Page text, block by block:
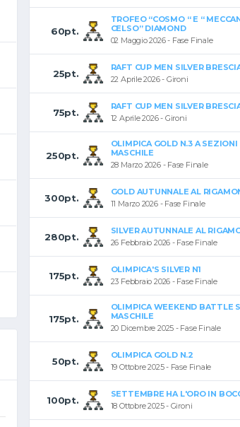
60pt.
TROFEO “COSMO “ E “
CELSO” DIAMOND
02 Maggio 2026 - Fase Finale
25pt.
RAFT CUP MEN SILVER
22 Aprile 2026 - Gironi
75pt.
RAFT CUP MEN SILVER
12 Aprile 2026 - Gironi
250pt.
OLIMPICA GOLD N.3 A SEZIONI
MASCHILE
28 Marzo 2026 - Fase Finale
300pt.
GOLD AUTUNNALE AL
11 Marzo 2026 - Fase Finale
280pt.
SILVER AUTUNNALE AL
26 Febbraio 2026 - Fase Finale
175pt.
OLIMPICA'S SILVER N1
23 Febbraio 2026 - Fase Finale
175pt.
OLIMPICA WEEKEND BATTLE
MASCHILE
20 Dicembre 2025 - Fase Finale
50pt.
OLIMPICA GOLD N.2
19 Ottobre 2025 - Fase Finale
100pt.
SETTEMBRE HA L'ORO IN
18 Ottobre 2025 - Gironi